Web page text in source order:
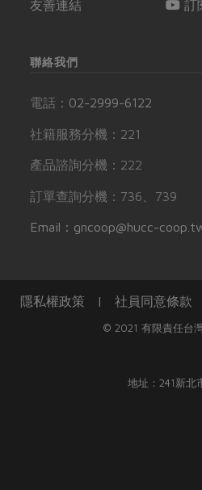
友善連結
訂
聯絡我們
電話： 02-2999-6122
社籍服務分機：221
產品諮詢分機：222
訂單查詢分機：736、739
Email：gncoop@hucc-
隱私權政策 | 社員同意條款
© 2021 有限責任台
地址：241新北